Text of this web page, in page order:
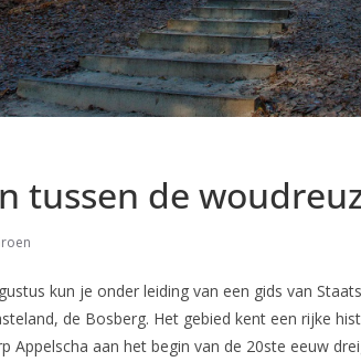
tussen de
kun je onder leiding van een gids van
de Bosberg. Het gebied kent een rijke
Appelscha aan het begin van de 20ste eeuw